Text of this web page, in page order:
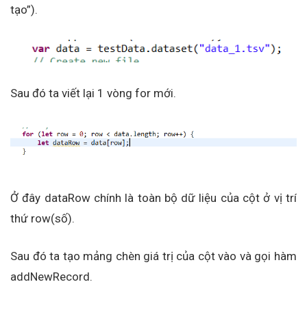
tạo”).
Sau đó ta viết lại 1 vòng for mới.
Ở đây dataRow chính là toàn bộ dữ liệu của cột ở vị trí
thứ row(số).
Sau đó ta tạo mảng chèn giá trị của cột vào và gọi hàm
addNewRecord.